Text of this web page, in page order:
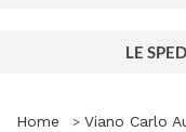
LE
Home Viano Carlo